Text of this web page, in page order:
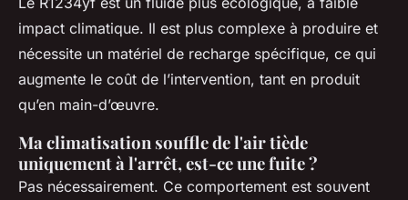
impact climatique. Il est plus complexe à produire et
nécessite un matériel de recharge spécifique, ce qui
augmente le coût de l’intervention, tant en produit
qu’en main-d’œuvre.
Ma climatisation souffle de l'air tiède
uniquement à l'arrêt, est-ce une fuite ?
Pas nécessairement. Ce comportement est souvent